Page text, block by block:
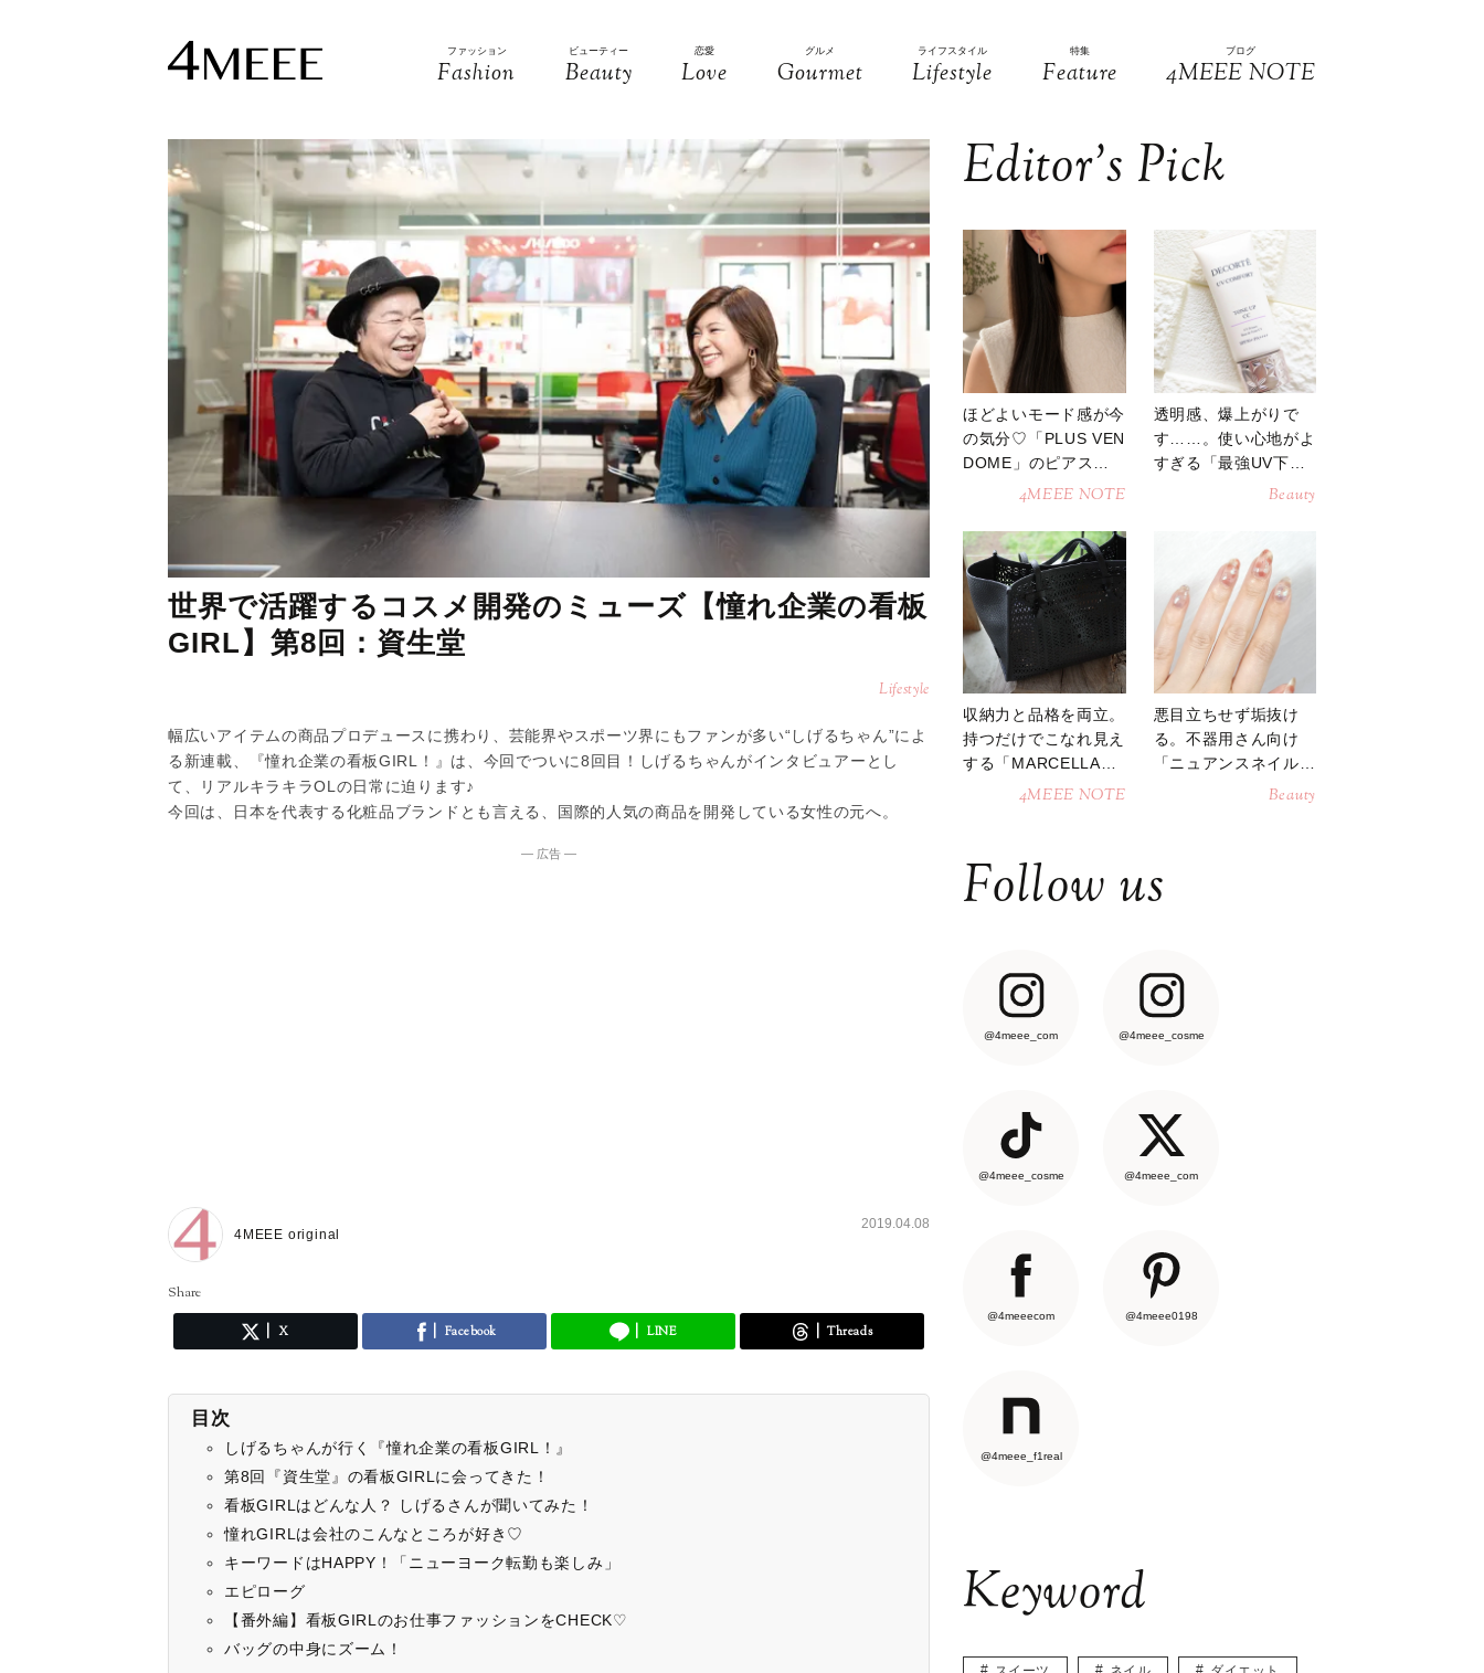
ファッション
Fashion
ビューティー
Beauty
恋愛
Love
グルメ
Gourmet
ライフスタイル
Lifestyle
特集
Feature
ブログ
4MEEE NOTE
世界で活躍するコスメ開発のミューズ【憧れ企業の看板
GIRL】第8回：資生堂
Lifestyle
幅広いアイテムの商品プロデュースに携わり、芸能界やスポーツ界にもファンが多い“しげるちゃん”によ
る新連載、『憧れ企業の看板GIRL！』は、今回でついに8回目！しげるちゃんがインタビュアーとし
て、リアルキラキラOLの日常に迫ります♪
今回は、日本を代表する化粧品ブランドとも言える、国際的人気の商品を開発している女性の元へ。
― 広告 ―
4MEEE original
2019.04.08
Share
X Facebook LINE Threads
目次
しげるちゃんが行く『憧れ企業の看板GIRL！』
第8回『資生堂』の看板GIRLに会ってきた！
看板GIRLはどんな人？ しげるさんが聞いてみた！
憧れGIRLは会社のこんなところが好き♡
キーワードはHAPPY！「ニューヨーク転勤も楽しみ」
エピローグ
【番外編】看板GIRLのお仕事ファッションをCHECK♡
バッグの中身にズーム！
Editor’s Pick
ほどよいモード感が今
の気分♡「PLUS VEN
DOME」のピアスが
4MEEE NOTE
透明感、爆上がりで
す……。使い心地がよ
すぎる「最強UV下
Beauty
収納力と品格を両立。
持つだけでこなれ見え
する「MARCELLAト
ートバッグ」4MEEE NOTE
悪目立ちせず垢抜け
る。不器用さん向け
「ニュアンスネイル」
Beauty
Follow us
@4meee_com @4meee_cosme
@4meee_cosme @4meee_com
@4meeecom @4meee0198
@4meee_f1real
Keyword